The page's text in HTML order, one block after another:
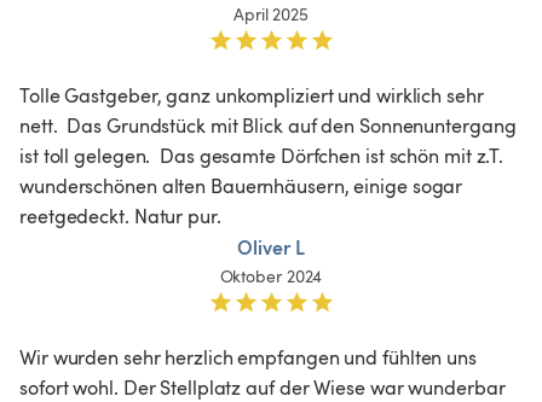
April 2025
Tolle Gastgeber, ganz unkompliziert und wirklich sehr
nett.  Das Grundstück mit Blick auf den Sonnenuntergang
ist toll gelegen.  Das gesamte Dörfchen ist schön mit z.T.
wunderschönen alten Bauernhäusern, einige sogar
reetgedeckt. Natur pur.
Oliver L
Oktober 2024
Wir wurden sehr herzlich empfangen und fühlten uns
sofort wohl. Der Stellplatz auf der Wiese war wunderbar